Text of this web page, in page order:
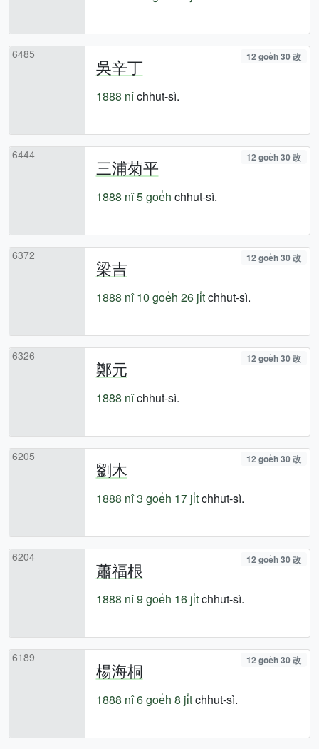
6485
吳辛丁 12 goe̍h 30 改
1888 nîchhut-sì.
6444
三浦菊平 12 goe̍h 30 改
1888 nî5 goe̍h chhut-sì.
6372
梁吉 12 goe̍h 30 改
1888 nî 10 goe̍h 26 ji̍tchhut-sì.
6326
鄭元 12 goe̍h 30 改
1888 nîchhut-sì.
6205
劉木 12 goe̍h 30 改
1888 nî3 goe̍h 17 ji̍tchhut-sì.
6204
蕭福根 12 goe̍h 30 改
1888 nî9 goe̍h 16 ji̍tchhut-sì.
6189
楊海桐 12 goe̍h 30 改
1888 nî6 goe̍h 8 ji̍tchhut-sì.